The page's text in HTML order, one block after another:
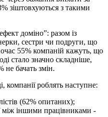
зіштовхуються з такими
доміно”: разом із
сестри чи подруги, що
55% компаній кажуть, що
стало значно складніше,
не бачать змін.
компанії роблять наступне:
(62% опитаних);
між іншими працівниками -